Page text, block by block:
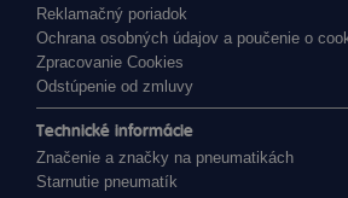
Reklamačný poriadok
Ochrana osobných údajov a poučenie o
Zpracovanie Cookies
Odstúpenie od zmluvy
Technické informácie
Značenie a značky na pneumatikách
Starnutie pneumatík